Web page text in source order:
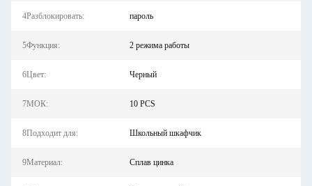
4Разблокировать: пароль
5Функция: 2 режима работы
6Цвет: Черный
7МОК: 10 PCS
8Подходит для: Школьный шкафчик
9Материал: Сплав цинка